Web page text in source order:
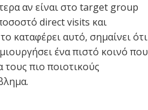
αν είναι στο target group
direct visits και
καταφέρει αυτό, σημαίνει ότι
ένα πιστό κοινό που
τους πιο ποιοτικούς